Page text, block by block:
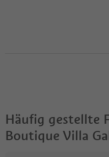
Häufig gestellte
Boutique Villa